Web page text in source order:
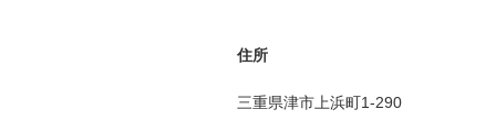
住所
三重県津市上浜町1-290